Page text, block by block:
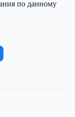
по данному